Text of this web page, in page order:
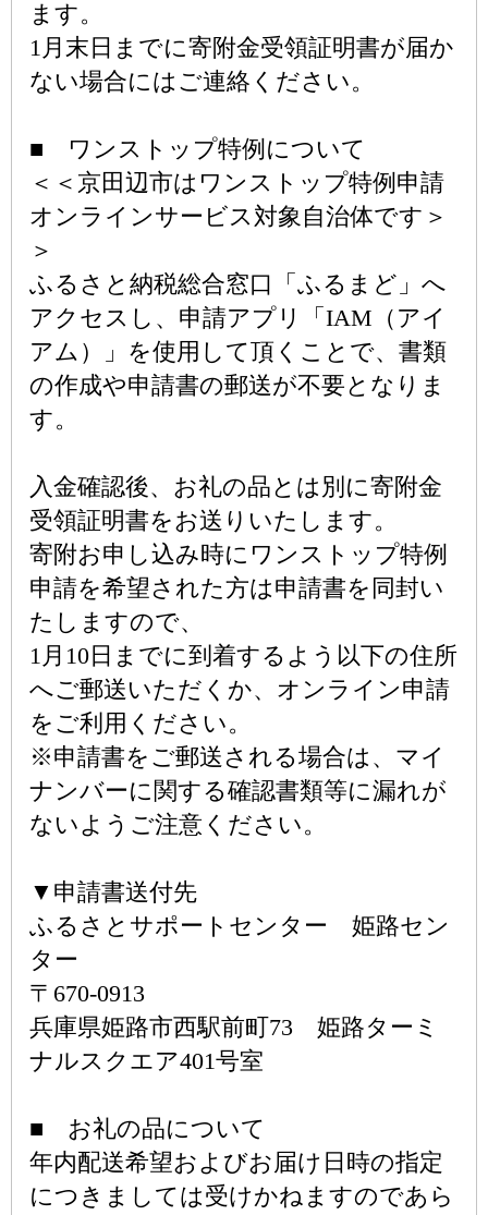
ます。
1月末日までに寄附金受領証明書が届か
ない場合にはご連絡ください。
■ ワンストップ特例について
＜＜京田辺市はワンストップ特例申請
オンラインサービス対象自治体です＞
＞
ふるさと納税総合窓口「ふるまど」へ
アクセスし、申請アプリ「IAM（アイ
アム）」を使用して頂くことで、書類
の作成や申請書の郵送が不要となりま
す。
入金確認後、お礼の品とは別に寄附金
受領証明書をお送りいたします。
寄附お申し込み時にワンストップ特例
申請を希望された方は申請書を同封い
たしますので、
1月10日までに到着するよう以下の住所
へご郵送いただくか、オンライン申請
をご利用ください。
※申請書をご郵送される場合は、マイ
ナンバーに関する確認書類等に漏れが
ないようご注意ください。
▼申請書送付先
ふるさとサポートセンター 姫路セン
ター
〒670-0913
兵庫県姫路市西駅前町73 姫路ターミ
ナルスクエア401号室
■ お礼の品について
年内配送希望およびお届け日時の指定
につきましては受けかねますのであら